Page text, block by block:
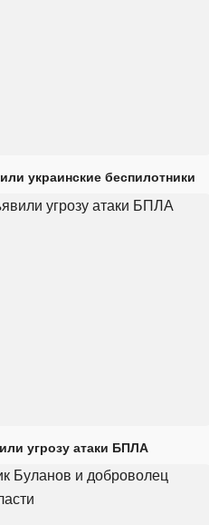
украинские беспилотники
угрозу атаки БПЛА